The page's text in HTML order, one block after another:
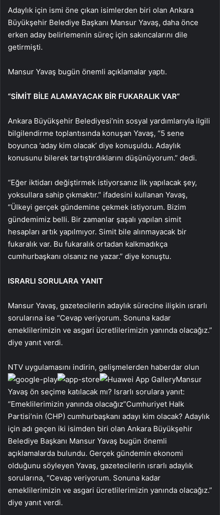
Adaylık için ismi öne çıkan isimlerden biri olan Ankara
Büyükşehir Belediye Başkanı Mansur Yavaş, daha önce
erken aday belirlemenin süreç için sakıncalarını dile
getirmişti.
Mansur Yavaş bugün önemli açıklamalar yaptı.
“SİMİT BİLE ALAMAYACAK BİR FUKARALIK VAR”
Ankara Büyükşehir Belediyesi’nin sosyal yardımlarıyla ilgili
bilgilendirme toplantısında konuşan Yavaş, “5 sene
boyunca ‘aday kim olacak’ diye konuşuldu. Adaylık
konusunu bilerek tartıştırdıklarını düşünüyorum.” dedi.
“Eğer iktidarı değiştirmek istiyorsanız ilk yapılacak şey,
yoksullara sahip çıkmaktır.” ifadesini kullanan Yavaş,
“Ülkeyi gerçek gündemine çekmek istiyorum. Bizim
gündemimiz belli. Bir zamanlar şaşalı yapılan simit
hesapları artık yapılmıyor. Simit bile alınmayacak bir
fukaralık var. Bu fukaralık ortadan kalkmadıkça
cumhurbaşkanı olsanız ne yazar.” diye konuştu.
ISRARLI SORULARA YANIT
Mansur Yavaş, gazetecilerin adaylık sürecine ilişkin ısrarlı
sorularına ise “Cevap veriyorum. Sonuna kadar
emeklilerimizin ve asgari ücretlilerimizin yanında olacağız.”
diye yanıt verdi.
NTV uygulamasını indirin, gelişmelerden haberdar olun
Mansur
Yavaş ön seçime katılacak mı? Israrlı sorulara yanıt:
“Emeklilerimizin yanında olacağız”Cumhuriyet Halk
Partisi’nin (CHP) cumhurbaşkanı adayı kim olacak? Adaylık
için adı geçen iki isimden biri olan Ankara Büyükşehir
Belediye Başkanı Mansur Yavaş bugün önemli
açıklamalarda bulundu. Gerçek gündemin ekonomi
olduğunu söyleyen Yavaş, gazetecilerin ısrarlı adaylık
sorularına, “Cevap veriyorum. Sonuna kadar
emeklilerimizin ve asgari ücretlilerimizin yanında olacağız.”
diye yanıt verdi.